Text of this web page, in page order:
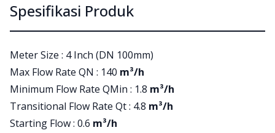
Spesifikasi Produk
Meter Size : 4 Inch (DN 100mm)
Max Flow Rate QN : 140 m³/h
Minimum Flow Rate QMin : 1.8 m³/h
Transitional Flow Rate Qt : 4.8 m³/h
Starting Flow : 0.6 m³/h